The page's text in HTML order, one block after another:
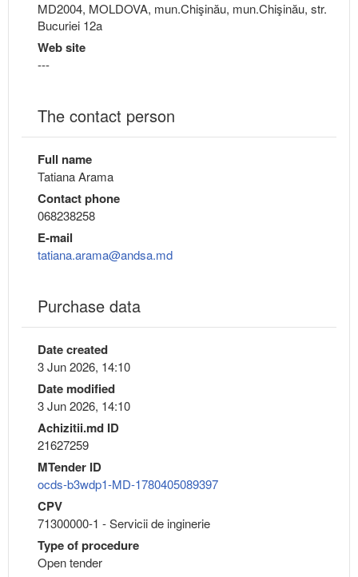
MD2004, MOLDOVA, mun.Chişinău, mun.Chişinău, str.
Bucuriei 12a
Web site
---
The contact person
Full name
Tatiana Arama
Contact phone
068238258
E-mail
tatiana.arama@andsa.md
Purchase data
Date created
3 Jun 2026, 14:10
Date modified
3 Jun 2026, 14:10
Achizitii.md ID
21627259
MTender ID
ocds-b3wdp1-MD-1780405089397
CPV
71300000-1 - Servicii de inginerie
Type of procedure
Open tender